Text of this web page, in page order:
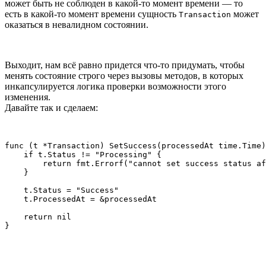
может быть не соблюден в какой-то момент времени — то
есть в какой-то момент времени сущность Transaction может
оказаться в невалидном состоянии.
Выходит, нам всё равно придется что-то придумать, чтобы
менять состояние строго через вызовы методов, в которых
инкапсулируется логика проверки возможности этого
изменения.
Давайте так и сделаем:
func (t *Transaction) SetSuccess(processedAt
    if t.Status != "Processing" {
return fmt.Errorf("cannot set success status
    }
    t.Status = "Success"
    t.ProcessedAt = &processedAt
    return nil
}